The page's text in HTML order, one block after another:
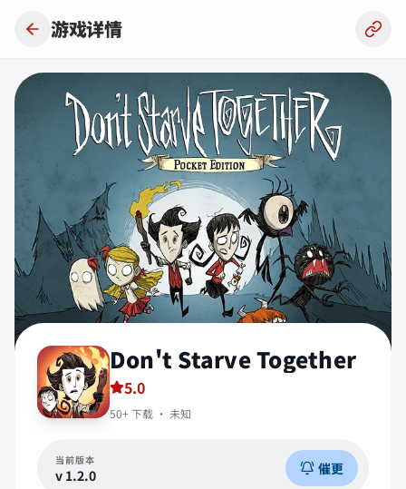
游戏详情
Don't Starve Together
5.0
50+ 下载 · 未知
当前版本
v 1.2.0 催更